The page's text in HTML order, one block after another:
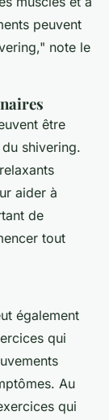
peuvent
note le
être
shivering.
aider à
de
tout
également
qui
Au
qui